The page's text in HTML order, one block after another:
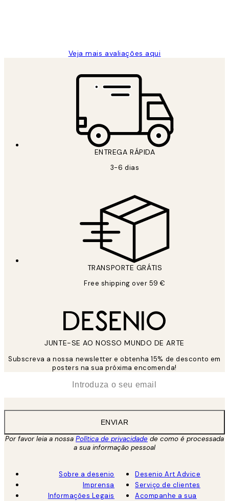
Veja mais avaliações aqui
ENTREGA RÁPIDA
3-6 dias
TRANSPORTE GRÁTIS
Free shipping over 59 €
JUNTE-SE AO NOSSO MUNDO DE ARTE
Subscreva a nossa newsletter e obtenha 15% de desconto em
posters na sua próxima encomenda!
ENVIAR
Por favor leia a nossa Política de privacidade de como é processada
a sua informação pessoal
Sobre a desenio
Imprensa
Informações Legais
Desenio Art Advice
Serviço de clientes
Acompanhe a sua